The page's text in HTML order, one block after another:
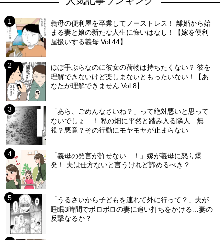
義母の便利屋を卒業してノーストレス！ 離婚から始
まる妻と娘の新たな人生に悔いはなし！【嫁を便利
屋扱いする義母 Vol.44】
ほぼ手ぶらなのに彼女の荷物は持ちたくない？ 彼を
理解できないけど楽しまないともったいない！【あ
なたが理解できません Vol.8】
「あら、ごめんなさいね？」って絶対悪いと思って
ないでしょ…！ 私の畑に平然と踏み入る隣人…無
視？悪意？その行動にモヤモヤが止まらない
「義母の発言が許せない…！」嫁が義母に怒り爆
発！ 夫は仕方ないと言うけれど諦めるべき？
「うるさいから子どもを連れて外に行って？」夫が
睡眠3時間でボロボロの妻に追い打ちをかける…妻の
反撃なるか？